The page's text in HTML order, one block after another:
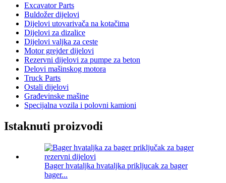
Excavator Parts
Buldožer dijelovi
Dijelovi utovarivača na kotačima
Dijelovi za dizalice
Dijelovi valjka za ceste
Motor grejder dijelovi
Rezervni dijelovi za pumpe za beton
Delovi mašinskog motora
Truck Parts
Ostali dijelovi
Građevinske mašine
Specijalna vozila i polovni kamioni
Istaknuti proizvodi
Bager hvataljka hvataljka prikljucak za bager
bager...